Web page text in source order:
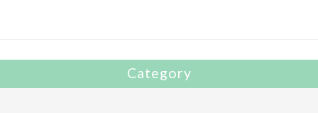
Category